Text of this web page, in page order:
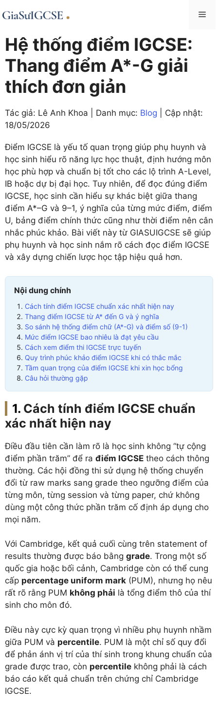
to
Hệ thống điểm IGCSE:
Thang điểm A*-G giải
thích đơn giản
Tác giả: Lê Anh Khoa | Danh mục: Blog | Cập nhật:
18/05/2026
Điểm IGCSE là yếu tố quan trọng giúp phụ huynh và
học sinh hiểu rõ năng lực học thuật, định hướng môn
học phù hợp và chuẩn bị tốt cho các lộ trình A-Level,
IB hoặc dự bị đại học. Tuy nhiên, để đọc đúng điểm
IGCSE, học sinh cần hiểu sự khác biệt giữa thang
điểm A*–G và 9–1, ý nghĩa của từng mức điểm, điểm
U, bảng điểm chính thức cũng như thời điểm nên cân
nhắc phúc khảo. Bài viết này từ GIASUIGCSE sẽ giúp
phụ huynh và học sinh nắm rõ cách đọc điểm IGCSE
và xây dựng chiến lược học tập hiệu quả hơn.
Nội dung chính
Cách tính điểm IGCSE chuẩn xác nhất hiện nay
Thang điểm IGCSE từ A* đến G và ý nghĩa
So sánh hệ thống điểm chữ (A*-G) và điểm số (9-1)
Mức điểm IGCSE bao nhiêu là đạt yêu cầu
Cách xem điểm thi IGCSE trực tuyến
Quy trình phúc khảo điểm IGCSE khi có thắc mắc
Tầm quan trọng của điểm IGCSE khi xin học bổng
Câu hỏi thường gặp
Cách tính điểm IGCSE chuẩn
xác nhất hiện nay
Điều đầu tiên cần làm rõ là học sinh không “tự cộng
điểm phần trăm” để ra điểm IGCSE theo cách thông
thường. Các hội đồng thi sử dụng hệ thống chuyển
đổi từ raw marks sang grade theo ngưỡng điểm của
từng môn, từng session và từng paper, chứ không
dùng một công thức phần trăm cố định áp dụng cho
mọi năm.
Với Cambridge, kết quả cuối cùng trên statement of
results thường được báo bằng grade. Trong một số
quốc gia hoặc bối cảnh, Cambridge còn có thể cung
cấp percentage uniform mark (PUM), nhưng họ nêu
rất rõ rằng PUM không phải là tổng điểm thô của thí
sinh cho môn đó.
Điều này cực kỳ quan trọng vì nhiều phụ huynh nhầm
giữa PUM và percentile. PUM là một chỉ số quy đổi
để phản ánh vị trí của thí sinh trong khung chuẩn của
grade được trao, còn percentile không phải là cách
báo cáo kết quả chuẩn trên chứng chỉ Cambridge
IGCSE.